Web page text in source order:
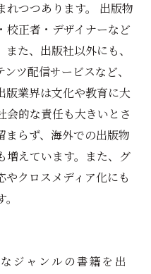
れつつあります。 出版物
校正者・デザイナーなど
た、出版社以外にも、
ツ配信サービスなど、
版業界は文化や教育に大
会的な責任も大きいとさ
まらず、海外での出版物
増えています。また、グ
やクロスメディア化にも
ジャンルの書籍を出